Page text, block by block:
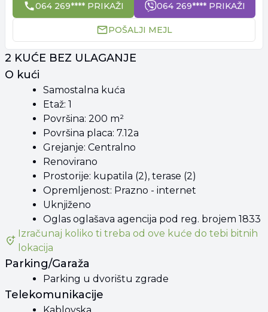
064 269**** PRIKAŽI 064 269**** PRIKAŽI
POŠALJI MEJL
2 KUĆE BEZ ULAGANJE
O kući
Samostalna kuća
Etaž: 1
Površina: 200 m²
Površina placa: 7.12a
Grejanje: Centralno
Renovirano
Prostorije: kupatila (2), terase (2)
Opremljenost: Prazno - internet
Uknjiženo
Oglas oglašava agencija pod reg. brojem 1833
Izračunaj koliko ti treba od ove kuće do tebi bitnih
lokacija
Parking/Garaža
Parking u dvorištu zgrade
Telekomunikacije